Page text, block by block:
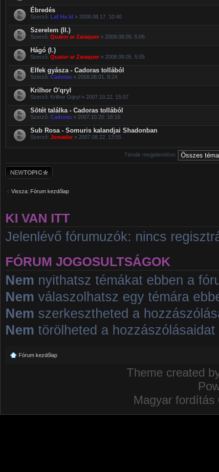
Ébredés
Szerző: Laf Ha Id » 2008.08.17. 10:40
Szerelem (II.)
Szerző: Quator ar Zaraquer » 2008.08.05. 5:06
Hágó (I.)
Szerző: Quator ar Zaraquer » 2008.08.05. 5:05
Elfek gyásza - Cadoras tollából
Szerző: Cadoras » 2008.08.01. 8:24
Krilhor O'qryl
Szerző: Krilhor Oqryl » 2007.10.22. 15:07
Sötét találka - Cadoras tollából
Szerző: Cadoras » 2007.10.20. 18:16
Sub Rosa - Somuris kalandjai Shadonban
Szerző: Jomadar » 2007.08.22. 13:55
Témák megjelenítése:
Új téma nyitása
Vissza: Fórum kezdőlap
KI VAN ITT
Jelenlévő fórumuzók: nincs
FÓRUM JOGOSULTSÁGOK
Nem nyithatsz témákat ebben a
Nem válaszolhatsz egy témára
Nem szerkesztheted a
Nem törölheted a
Fórum kezdőlap
Theme created
Magyar